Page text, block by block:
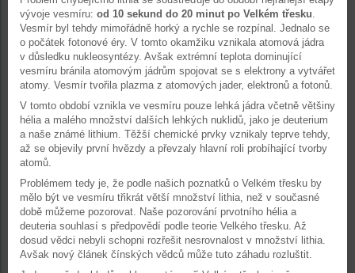
vývoje vesmíru: od 10 sekund do 20 minut po Velkém třesku.
Vesmír byl tehdy mimořádně horký a rychle se rozpínal. Jednalo se
o počátek fotonové éry. V tomto okamžiku vznikala atomová jádra
v důsledku nukleosyntézy. Avšak extrémní teplota dominující
vesmíru bránila atomovým jádrům spojovat se s elektrony a vytvářet
atomy. Vesmír tvořila plazma z atomových jader, elektronů a fotonů.
V tomto období vznikla ve vesmíru pouze lehká jádra včetně většiny
hélia a malého množství dalších lehkých nuklidů, jako je deuterium
a naše známé lithium. Těžší chemické prvky vznikaly teprve tehdy,
až se objevily první hvězdy a převzaly hlavní roli probíhající tvorby
atomů.
Problémem tedy je, že podle našich poznatků o Velkém třesku by
mělo být ve vesmíru třikrát větší množství lithia, než v současné
době můžeme pozorovat. Naše pozorování prvotního hélia a
deuteria souhlasí s předpovědí podle teorie Velkého třesku. Až
dosud vědci nebyli schopni rozřešit nesrovnalost v množství lithia.
Avšak nový článek čínských vědců může tuto záhadu rozluštit.